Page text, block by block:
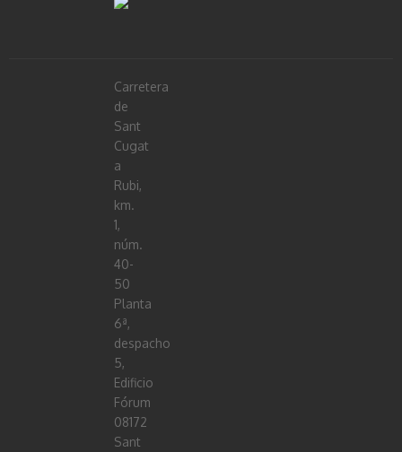
Carretera
de
Sant
Cugat
a
Rubi,
km.
1,
núm.
40-
50
Planta
6ª,
despacho
5,
Edificio
Fórum
08172
Sant